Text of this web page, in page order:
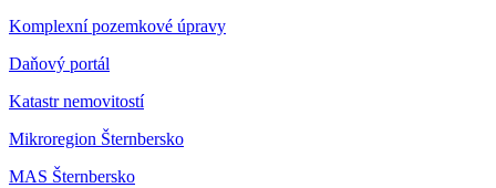
Komplexní pozemkové úpravy
Daňový portál
Katastr nemovitostí
Mikroregion Šternbersko
MAS Šternbersko